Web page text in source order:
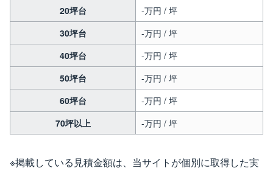
20坪台
-万円 / 坪
30坪台
-万円 / 坪
40坪台
-万円 / 坪
50坪台
-万円 / 坪
60坪台
-万円 / 坪
70坪以上
-万円 / 坪
※掲載している見積金額は、当サイトが個別に取得した実